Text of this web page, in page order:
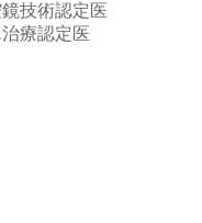
技術認定医
療認定医